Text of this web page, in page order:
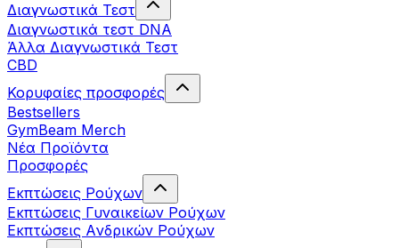
Διαγνωστικά Τεστ
Διαγνωστικά τεστ DNA
Άλλα Διαγνωστικά Τεστ
CBD
Κορυφαίες προσφορές
Bestsellers
GymBeam Merch
Νέα Προϊόντα
Προσφορές
Εκπτώσεις Ρούχων
Εκπτώσεις Γυναικείων Ρούχων
Εκπτώσεις Aνδρικών Ρούχων